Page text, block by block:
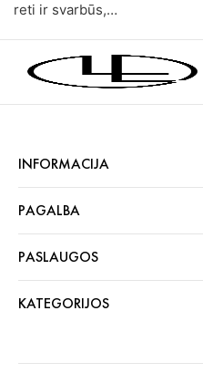
reti ir svarbūs,…
INFORMACIJA
PAGALBA
PASLAUGOS
KATEGORIJOS